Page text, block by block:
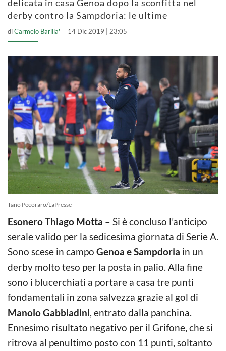
delicata in casa Genoa dopo la sconfitta nel
derby contro la Sampdoria: le ultime
diCarmelo Barilla' 14 Dic 2019 | 23:05
Tano Pecoraro/LaPresse
Esonero Thiago Motta – Si è concluso l’anticipo
serale valido per la sedicesima giornata di Serie A.
Sono scese in campo Genoa e Sampdoria in un
derby molto teso per la posta in palio. Alla fine
sono i blucerchiati a portare a casa tre punti
fondamentali in zona salvezza grazie al gol di
Manolo Gabbiadini, entrato dalla panchina.
Ennesimo risultato negativo per il Grifone, che si
ritrova al penultimo posto con 11 punti, soltanto